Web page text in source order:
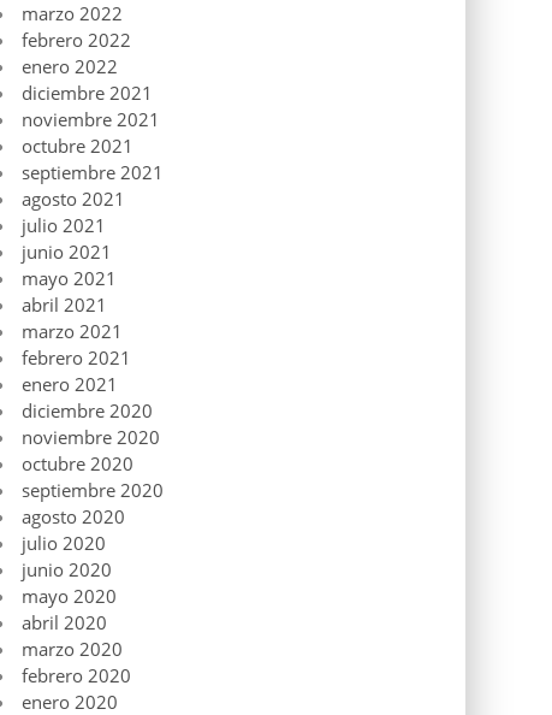
marzo 2022
febrero 2022
enero 2022
diciembre 2021
noviembre 2021
octubre 2021
septiembre 2021
agosto 2021
julio 2021
junio 2021
mayo 2021
abril 2021
marzo 2021
febrero 2021
enero 2021
diciembre 2020
noviembre 2020
octubre 2020
septiembre 2020
agosto 2020
julio 2020
junio 2020
mayo 2020
abril 2020
marzo 2020
febrero 2020
enero 2020